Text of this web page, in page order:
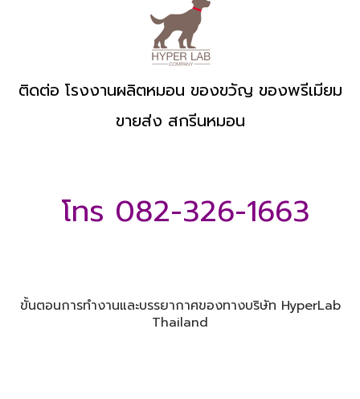
ติดต่อ โรงงานผลิตหมอน ของขวัญ ของพรีเมียม
ขายส่ง สกรีนหมอน
โทร 082-326-1663
ขั้นตอนการทำงานและบรรยากาศของทางบริษัท HyperLab
Thailand